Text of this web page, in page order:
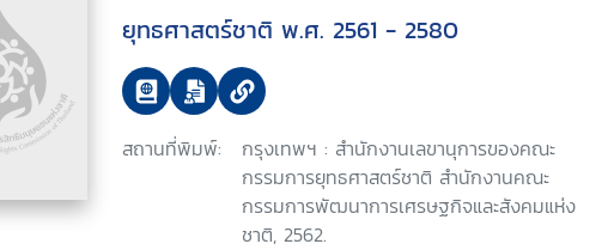
ยุทธศาสตร์ชาติ พ.ศ. 2561 - 2580
สถานที่พิมพ์:
กรุงเทพฯ : สำนักงานเลขานุการของคณะ
กรรมการยุทธศาสตร์ชาติ สำนักงานคณะ
กรรมการพัฒนาการเศรษฐกิจและสังคมแห่ง
ชาติ, 2562.